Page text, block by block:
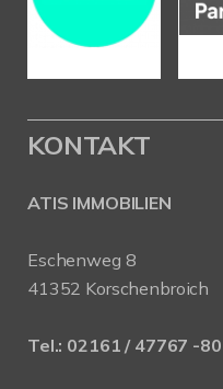
KONTAKT
ATIS IMMOBILIEN
Eschenweg 8
41352 Korschenbroich
Tel.: 02161 / 47767 -80